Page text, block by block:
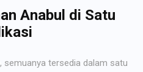
Anabul di Satu
semuanya tersedia dalam satu